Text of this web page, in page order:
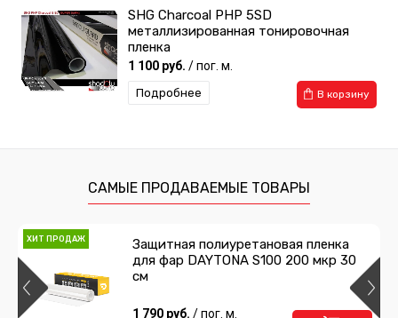
SHG Charcoal PHP 5SD
металлизированная тонировочная
пленка
1 100 руб. / пог. м.
В корзину
Подробнее
САМЫЕ ПРОДАВАЕМЫЕ ТОВАРЫ
ХИТ ПРОДАЖ
Защитная полиуретановая пленка
для фар DAYTONA S100 200 мкр 30
см
1 790 руб. / пог. м.